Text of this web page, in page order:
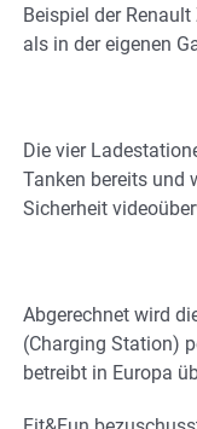
Beispiel der
als in der eigenen
Die vier
Tanken bereits und
Sicherheit
Abgerechnet wird
(Charging Station)
betreibt in Europa